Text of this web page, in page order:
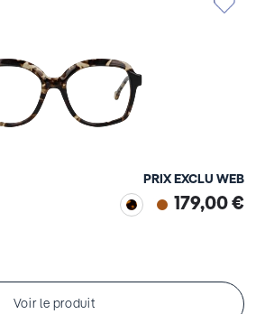
PRIX EXCLU WEB
179,00 €
Voir le produit